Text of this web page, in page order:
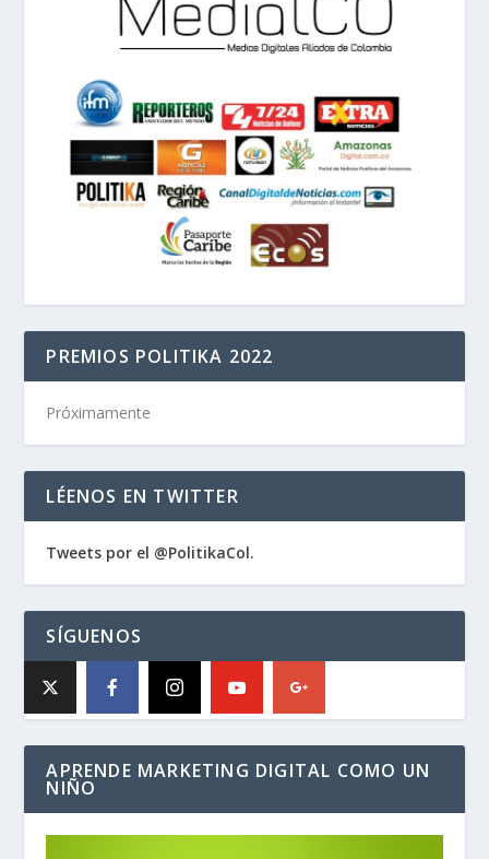
PREMIOS POLITIKA 2022
Próximamente
LÉENOS EN TWITTER
Tweets por el @PolitikaCol.
SÍGUENOS
APRENDE MARKETING DIGITAL COMO UN
NIÑO